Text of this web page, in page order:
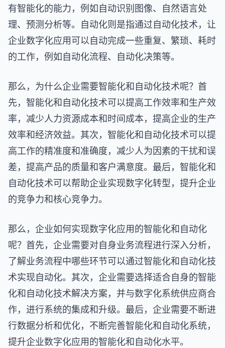
有智能化的能力，例如自动识别图像、自然语言处
理、预测分析等。自动化则是指通过自动化技术，让
企业数字化应用可以自动完成一些重复、繁琐、耗时
的工作，例如自动化流程、自动化决策等。
那么，为什么企业需要智能化和自动化技术呢？首
先，智能化和自动化技术可以提高工作效率和生产效
率，减少人力资源成本和时间成本，提高企业的生产
效率和经济效益。其次，智能化和自动化技术可以提
高工作的精准度和准确度，减少人为因素的干扰和误
差，提高产品的质量和客户满意度。最后，智能化和
自动化技术可以帮助企业实现数字化转型，提升企业
的竞争力和核心竞争力。
那么，企业如何实现数字化应用的智能化和自动化
呢？首先，企业需要对自身业务流程进行深入分析，
了解业务流程中哪些环节可以通过智能化和自动化技
术实现自动化。其次，企业需要选择适合自身的智能
化和自动化技术解决方案，并与数字化系统供应商合
作，进行系统的集成和升级。最后，企业需要不断进
行数据分析和优化，不断完善智能化和自动化系统，
提升企业数字化应用的智能化和自动化水平。